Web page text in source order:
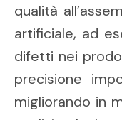
qualità
artificiale, ad
difetti nei
precisione
migliorando in